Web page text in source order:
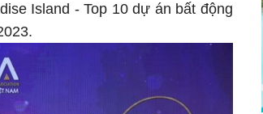
Island - Top 10 dự án bất động